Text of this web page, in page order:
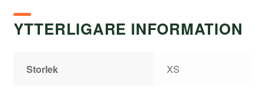
YTTERLIGARE INFORMATION
Storlek XS